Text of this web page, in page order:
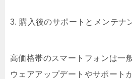
3. 購入後のサポートとメンテナ
高価格帯のスマートフォンは一
ウェアアップデートやサポート